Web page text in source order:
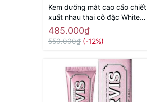
Kem dưỡng mắt cao cấo chiết
xuất nhau thai cô đặc White
Label Placenta Rich Gold Eye
Cream MICCOSMO 25g -
Hàng Nhật chính hãng
485.000₫
550.000₫ (-12%)